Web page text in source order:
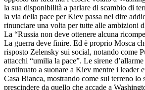
la sua disponibilità a parlare di scambio di
la via della pace per Kiev passa nel dire
rinunciare una volta per tutte alle ambizioni
La “Russia non deve ottenere alcuna
La guerra deve finire. Ed è proprio Mosca
risposto Zelensky sui social, notando come
attacchi “umilia la pace”. Le sirene
continuato a suonare a Kiev mentre i leader
Casa Bianca, mostrando come sul terreno lo
prescindere da quello che accade a